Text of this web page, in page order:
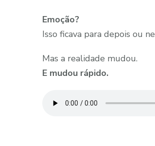
Emoção?
Isso ficava para depois ou
Mas a realidade mudou.
E mudou rápido.